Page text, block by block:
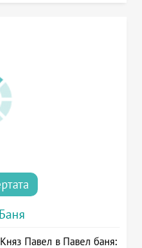
Павел в Павел баня: